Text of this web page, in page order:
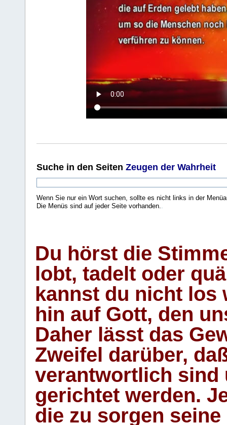
Suche in den Seiten Zeugen der Wahrheit
Wenn Sie nur ein Wort suchen, sollte es nicht links in der
Die Menüs sind auf jeder Seite vorhanden..
Du hörst die
lobt, tadelt oder
kannst du nicht los
hin auf Gott, den
Daher lässt das
Zweifel darüber,
verantwortlich sind
gerichtet werden.
die zu sorgen